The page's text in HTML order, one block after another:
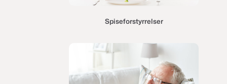
Spiseforstyrrelser